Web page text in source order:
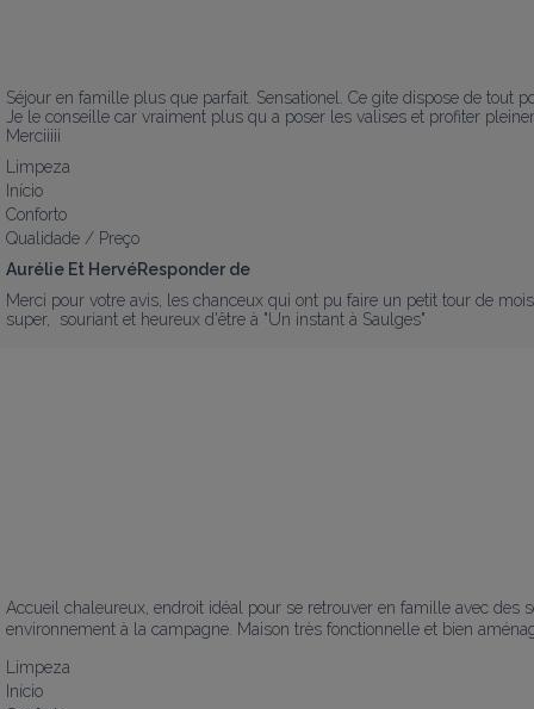
Séjour en famille plus que parfait. Sensationel. Ce gite dispose de tout
Je le conseille car vraiment plus qu a poser les valises et profiter
Merciiiii
Limpeza
Início
Conforto
Qualidade / Preço
Aurélie Et HervéResponder de
Merci pour votre avis, les chanceux qui ont pu faire un petit tour de
super,  souriant et heureux d'être à "Un instant à Saulges"
Accueil chaleureux, endroit idéal pour se retrouver en famille avec des
environnement à la campagne. Maison très fonctionnelle et bien
Limpeza
Início